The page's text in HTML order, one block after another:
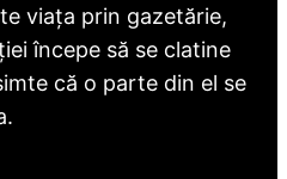
viața prin gazetărie,
începe să se clatine
că o parte din el se